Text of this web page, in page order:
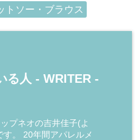
ソー・ブラウス
る人 - WRITER -
プネオの吉井佳子(よ
す。 20年間アパレルメ